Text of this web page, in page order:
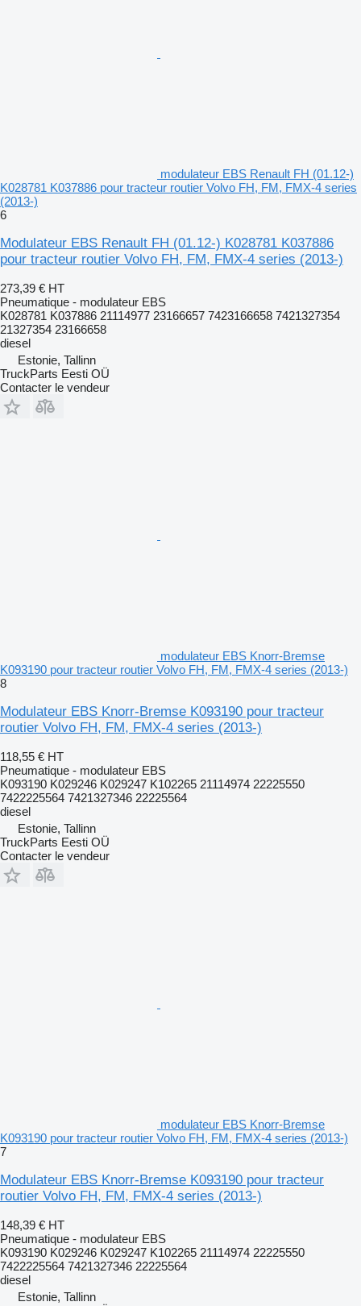
modulateur EBS Renault FH (01.12-)
K028781 K037886 pour tracteur routier Volvo FH, FM, FMX-4 series
(2013-)
6
Modulateur EBS Renault FH (01.12-) K028781 K037886
pour tracteur routier Volvo FH, FM, FMX-4 series (2013-)
273,39 € HT
Pneumatique - modulateur EBS
K028781 K037886 21114977 23166657 7423166658 7421327354
21327354 23166658
diesel
Estonie, Tallinn
TruckParts Eesti OÜ
Contacter le vendeur
modulateur EBS Knorr-Bremse
K093190 pour tracteur routier Volvo FH, FM, FMX-4 series (2013-)
8
Modulateur EBS Knorr-Bremse K093190 pour tracteur
routier Volvo FH, FM, FMX-4 series (2013-)
118,55 € HT
Pneumatique - modulateur EBS
K093190 K029246 K029247 K102265 21114974 22225550
7422225564 7421327346 22225564
diesel
Estonie, Tallinn
TruckParts Eesti OÜ
Contacter le vendeur
modulateur EBS Knorr-Bremse
K093190 pour tracteur routier Volvo FH, FM, FMX-4 series (2013-)
7
Modulateur EBS Knorr-Bremse K093190 pour tracteur
routier Volvo FH, FM, FMX-4 series (2013-)
148,39 € HT
Pneumatique - modulateur EBS
K093190 K029246 K029247 K102265 21114974 22225550
7422225564 7421327346 22225564
diesel
Estonie, Tallinn